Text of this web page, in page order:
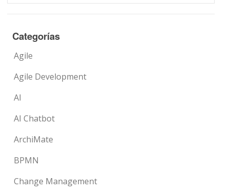
Categorías
Agile
Agile Development
AI
AI Chatbot
ArchiMate
BPMN
Change Management